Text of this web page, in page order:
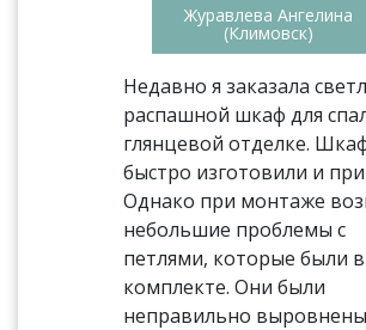
Журавлева Ангелина
(Климовск)
Недавно я заказала
распашной шкаф для
глянцевой отделке.
быстро изготовили и
Однако при монтаже
небольшие проблемы с
петлями, которые были в
комплекте. Они были
неправильно